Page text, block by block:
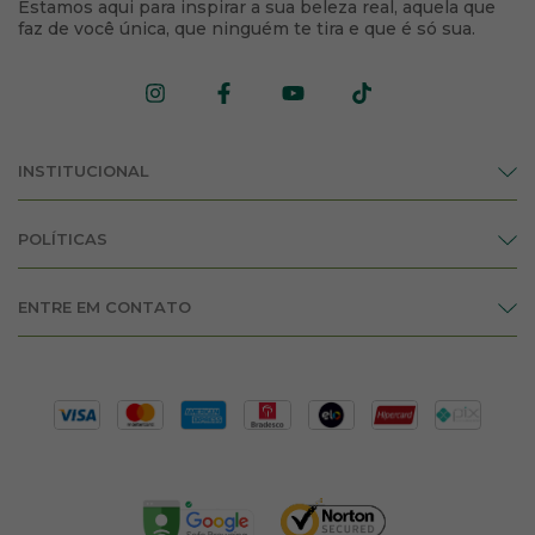
com brilho, proteção e ação umectante que sela as
pontas.
tratamentos, que proporciona força, condicionamento
e ação antirressecamento.
fibra capilar.
Estamos aqui para inspirar a sua beleza real, aquela que
faz de você única, que ninguém te tira e que é só sua.
INSTITUCIONAL
POLÍTICAS
ENTRE EM CONTATO